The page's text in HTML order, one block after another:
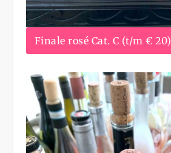
Finale rosé Cat. C (t/m € 20)